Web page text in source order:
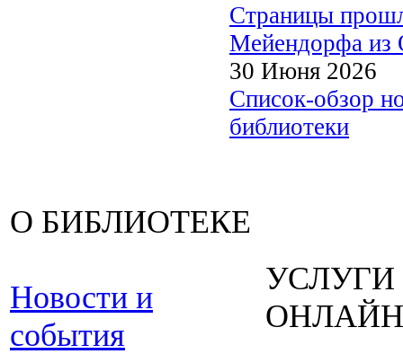
Страницы
Мейендорфа из
30 Июня 2026
Список-обзор
библиотеки
О БИБЛИОТЕКЕ
Новости и
события
УСЛУГИ
ОНЛАЙН